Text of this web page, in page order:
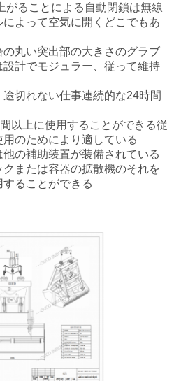
がることによる自動閉鎖は無線
よって空気に開くどこでもあ
丸い突出部の大きさのグラブ
計でモジュラー、従って維持
切れない仕事連続的な24時間
以上に使用することができる従
のためにより適している
の補助装置が装備されている
または容器の拡散機のそれを
ることができる